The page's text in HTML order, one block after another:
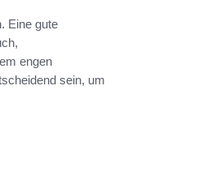
Eine gute
engen
sein, um